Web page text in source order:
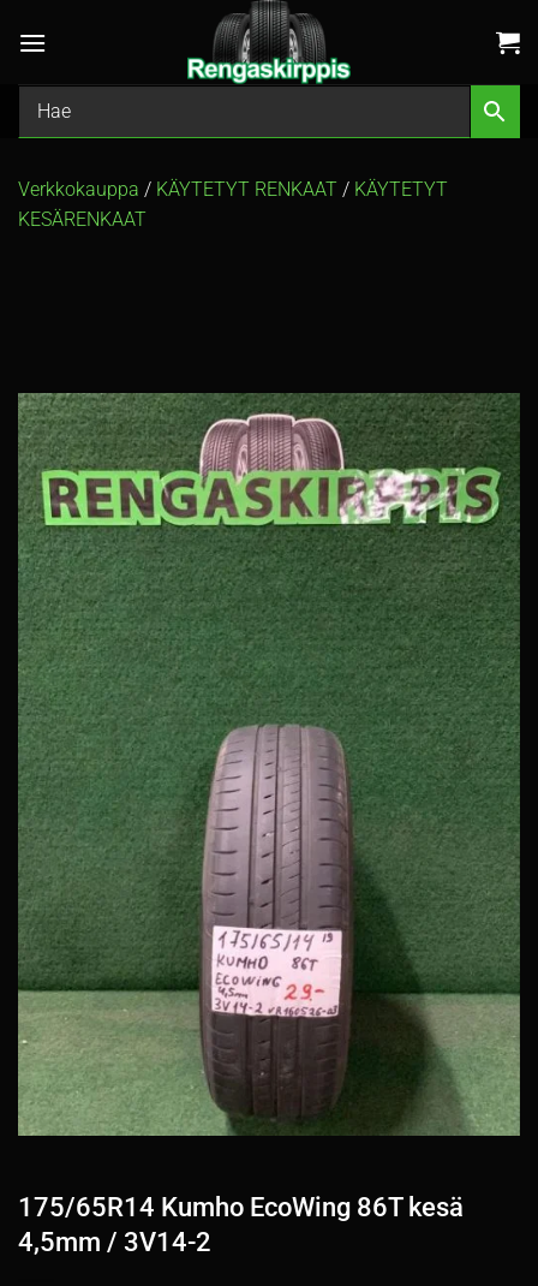
Verkkokauppa / KÄYTETYT RENKAAT / KÄYTETYT
KESÄRENKAAT
175/65R14 Kumho EcoWing 86T kesä
4,5mm / 3V14-2